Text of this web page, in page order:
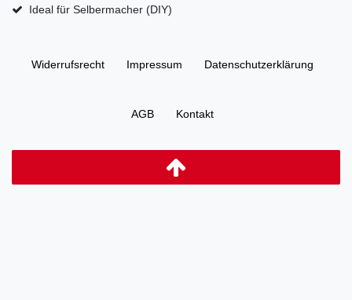
Ideal für Selbermacher (DIY)
Widerrufs­recht Impressum Daten­schutz­erklärung
AGB Kontakt